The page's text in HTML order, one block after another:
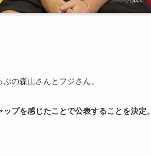
の森山さんとフジさん。
プを感じたことで公表することを決定。